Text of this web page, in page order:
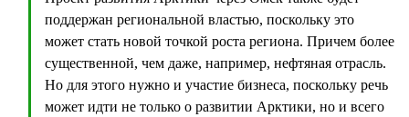
поддержан региональной властью, поскольку это
может стать новой точкой роста региона. Причем более
существенной, чем даже, например, нефтяная отрасль.
Но для этого нужно и участие бизнеса, поскольку речь
может идти не только о развитии Арктики, но и всего